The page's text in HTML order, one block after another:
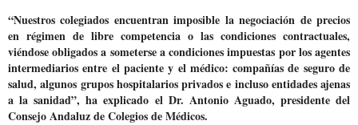
“Nuestros colegiados encuentran imposible la negociación de precios
en régimen de libre competencia o las condiciones contractuales,
viéndose obligados a someterse acondiciones impuestas por los agentes
intermediarios entre el paciente y el médico: compañías de seguro de
salud, algunos grupos hospitalarios privados e incluso entidades ajenas
a la sanidad”, ha explicado el Dr. Antonio Aguado, presidente del
Consejo Andaluz de Colegios de Médicos.